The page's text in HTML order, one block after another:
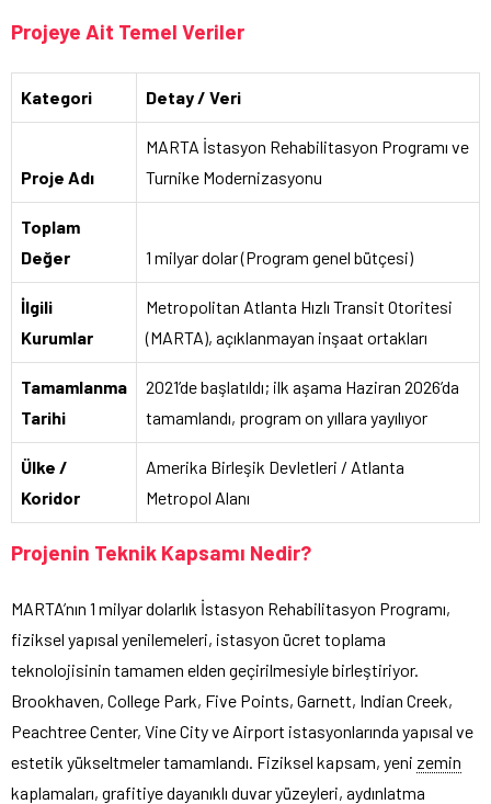
Projeye Ait Temel Veriler
Kategori Detay / Veri
Proje Adı
MARTA İstasyon Rehabilitasyon Programı ve
Turnike Modernizasyonu
Toplam
Değer
1 milyar dolar (Program genel bütçesi)
İlgili
Kurumlar
Metropolitan Atlanta Hızlı Transit Otoritesi
(MARTA), açıklanmayan inşaat ortakları
Tamamlanma
Tarihi
2021’de başlatıldı; ilk aşama Haziran 2026’da
tamamlandı, program on yıllara yayılıyor
Ülke /
Koridor
Amerika Birleşik Devletleri / Atlanta
Metropol Alanı
Projenin Teknik Kapsamı Nedir?
MARTA’nın 1 milyar dolarlık İstasyon Rehabilitasyon Programı,
fiziksel yapısal yenilemeleri, istasyon ücret toplama
teknolojisinin tamamen elden geçirilmesiyle birleştiriyor.
Brookhaven, College Park, Five Points, Garnett, Indian Creek,
Peachtree Center, Vine City ve Airport istasyonlarında yapısal ve
estetik yükseltmeler tamamlandı. Fiziksel kapsam, yeni zemin
kaplamaları, grafitiye dayanıklı duvar yüzeyleri, aydınlatma